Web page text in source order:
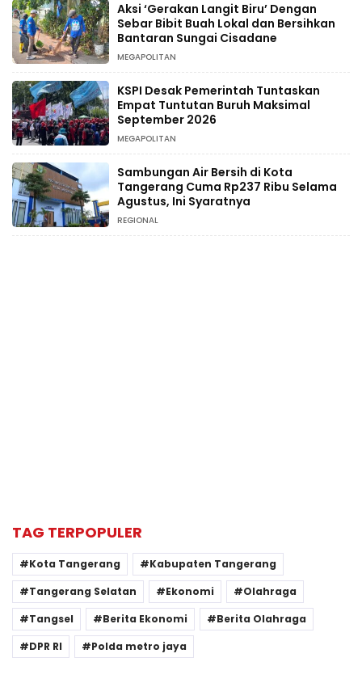
Aksi ‘Gerakan Langit Biru’ Dengan
Sebar Bibit Buah Lokal dan Bersihkan
Bantaran Sungai Cisadane
MEGAPOLITAN
KSPI Desak Pemerintah Tuntaskan
Empat Tuntutan Buruh Maksimal
September 2026
MEGAPOLITAN
Sambungan Air Bersih di Kota
Tangerang Cuma Rp237 Ribu Selama
Agustus, Ini Syaratnya
REGIONAL
TAG TERPOPULER
Kota Tangerang
Kabupaten Tangerang
Tangerang Selatan
Ekonomi
Olahraga
Tangsel
Berita Ekonomi
Berita Olahraga
DPR RI
Polda metro jaya